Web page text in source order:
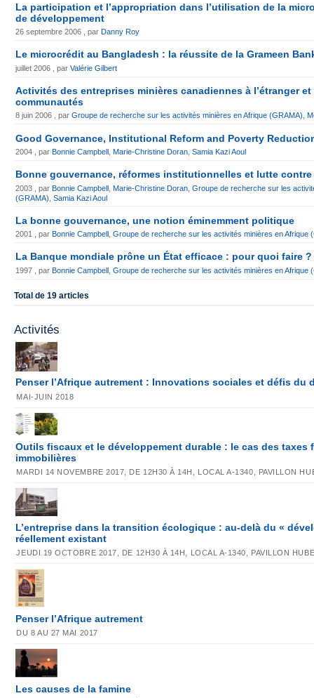
La participation et l’appropriation dans l’utilisation de la
de développement
26 septembre 2006 , parDanny Roy
Le microcrédit au Bangladesh : la réussite de la Grameen
juillet 2006 , parValérie Gilbert
Activités des entreprises minières canadiennes à l’étranger
communautés
8 juin 2006 , parGroupe de recherche sur les activités minières en Afrique (GRAMA)
Good Governance, Institutional Reform and Poverty
2004 , parBonnie Campbell ,Marie-Christine Doran ,Samia Kazi Aoul
Bonne gouvernance, réformes institutionnelles et lutte contre
2003 , parBonnie Campbell ,Marie-Christine Doran ,Groupe de recherche sur les
(GRAMA) ,Samia Kazi Aoul
La bonne gouvernance, une notion éminemment politique
2001 , parBonnie Campbell ,Groupe de recherche sur les activités minières en Afrique
La Banque mondiale prône un État efficace : pour quoi faire ?
1997 , parBonnie Campbell ,Groupe de recherche sur les activités minières en Afrique
Total de 19 articles
Activités
Penser l’Afrique autrement : Innovations sociales et défis du
MAI-JUIN 2018
Outils fiscaux et le développement durable : le cas des taxes
immobilières
MARDI 14 NOVEMBRE 2017, DE 12H30 À 14H, LOCAL A-1340, PAVILLON
L’entreprise dans la transition écologique : au-delà du «
réellement existant
JEUDI 19 OCTOBRE 2017, DE 12H30 À 14H, LOCAL A-1340, PAVILLON
Penser l’Afrique autrement
DU 8 AU 27 MAI 2017
Les causes de la famine